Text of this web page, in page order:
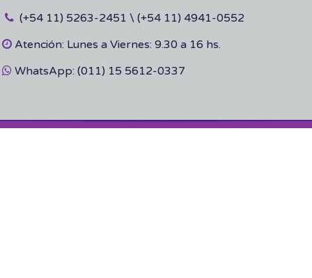
(+54 11) 5263-2451 \ (+54 11) 4941-0552
Atención: Lunes a Viernes: 9.30 a 16 hs.
WhatsApp: (011) 15 5612-0337